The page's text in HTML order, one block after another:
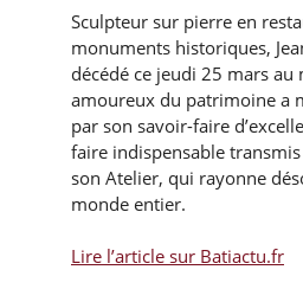
Sculpteur sur pierre en
monuments historiques,
décédé ce jeudi 25 mars au
amoureux du patrimoine a
par son savoir-faire
faire indispensable
son Atelier, qui rayonne
monde entier.
Lire l’article sur Batiactu.fr